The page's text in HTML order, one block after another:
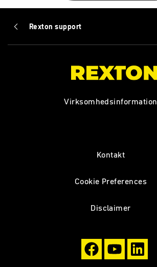
Rexton support
Virksomhedsinformation
Kontakt
Cookie Preferences
Disclaimer